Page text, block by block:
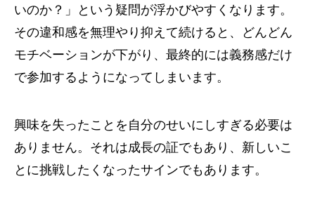
いのか？」という疑問が浮かびやすくなります。
その違和感を無理やり抑えて続けると、どんどん
モチベーションが下がり、最終的には義務感だけ
で参加するようになってしまいます。
興味を失ったことを自分のせいにしすぎる必要は
ありません。それは成長の証でもあり、新しいこ
とに挑戦したくなったサインでもあります。